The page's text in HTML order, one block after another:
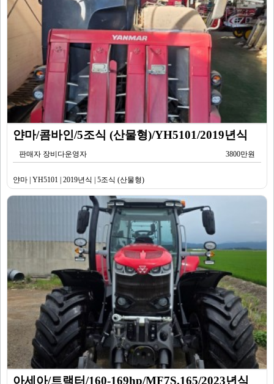
얀마/콤바인/5조식 (산물형)/YH5101/2019년식
판매자 장비다운영자 3800만원
얀마 | YH5101 | 2019년식 | 5조식 (산물형)
아세아/트랙터/160-169hp/MF7S.165/2023년식